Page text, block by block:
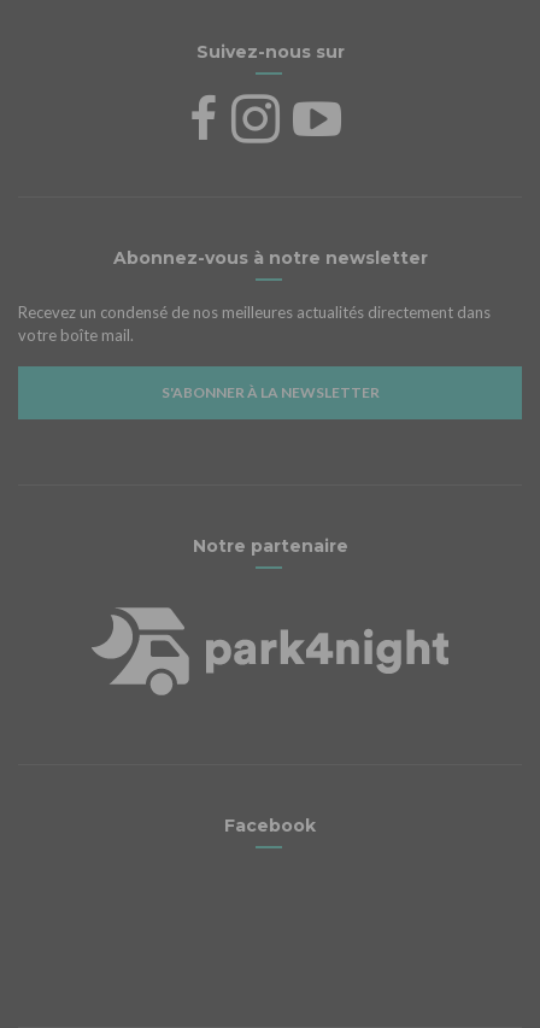
Suivez-nous sur
Abonnez-vous à notre newsletter
Recevez un condensé de nos meilleures actualités directement dans
votre boîte mail.
S'ABONNER À LA NEWSLETTER
Notre partenaire
Facebook